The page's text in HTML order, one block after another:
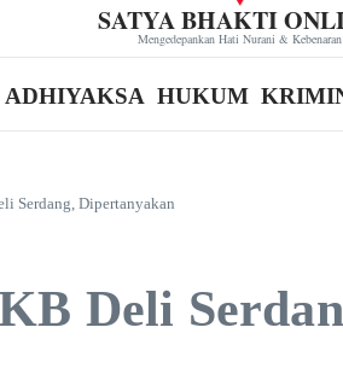
SATYA BHAKTI
Mengedepankan Hati Nurani & Kebenaran
ADHIYAKSA HUKUM
Serdang, Dipertanyakan
Deli